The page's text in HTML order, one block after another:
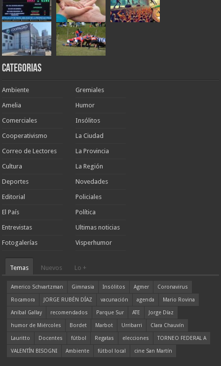
Categorias
Ambiente
Amelia
Comerciales
Cooperativismo
Correo de Lectores
Cultura
Deportes
Editorial
El País
Entrevistas
Fotogalerías
Gremiales
Humor
Insólitos
La Ciudad
La Provincia
La Región
Novedades
Policiales
Política
Ultimas noticias
Visperhumor
Temas Nuevos Lo +
Americo Schvartzman Gimnasia Insólitos Agmer
Coronavirus
Rocamora
JORGE RUBÉN DÍAZ vacunación agenda
Mario Rovina
Aníbal Gallay
recomendados Parque Sur ATE
Jorge Díaz
humor de Miércoles
Bordet Marbot Urribarri
Clara Chauvín
Lauritto
Docentes fútbol Regatas elecciones
TORNEO FEDERAL A
VALENTÍN BISOGNI
Ambiente fútbol local cine San Martín